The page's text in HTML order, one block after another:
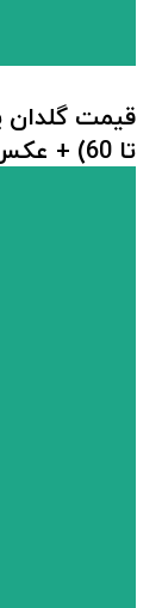
تا 60) + عکس بروز 1402